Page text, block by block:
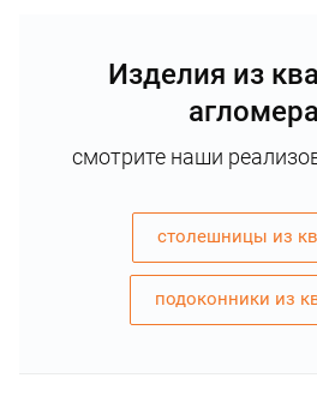
Изделия из
смотрите наши
столешницы из
подоконники из